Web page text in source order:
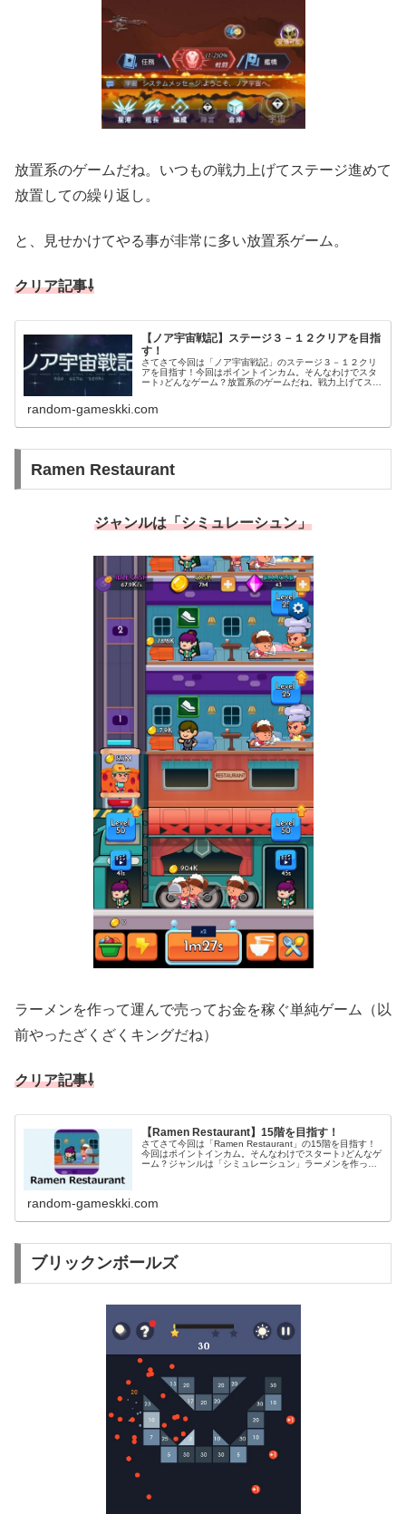
放置系のゲームだね。いつもの戦力上げてステージ進めて
放置しての繰り返し。
と、見せかけてやる事が非常に多い放置系ゲーム。
クリア記事⇩
【ノア宇宙戦記】ステージ３－１２クリアを目指
す！
さてさて今回は「ノア宇宙戦記」のステージ３－１２クリ
アを目指す！今回はポイントインカム。そんなわけでスタ
ート♪どんなゲーム？放置系のゲームだね。戦力上げてステ
random-gameskki.com
Ramen Restaurant
ジャンルは「シミュレーシュン」
ラーメンを作って運んで売ってお金を稼ぐ単純ゲーム（以
前やったざくざくキングだね）
クリア記事⇩
【Ramen Restaurant】15階を目指す！
さてさて今回は「Ramen Restaurant」の15階を目指す！
今回はポイントインカム。そんなわけでスタート♪どんなゲ
ーム？ジャンルは「シミュレーシュン」ラーメンを作って
random-gameskki.com
ブリックンボールズ